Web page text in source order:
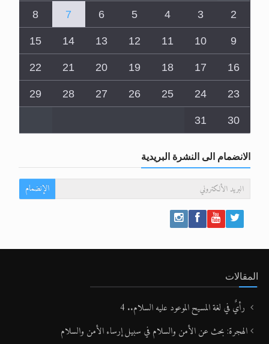
2
3
4
5
6
7
8
9
10
11
12
13
14
15
16
17
18
19
20
21
22
23
24
25
26
27
28
29
30
31
الانضمام الى النشرة البريدية
الإنضمام
المقالات
رأيٌ في لغة المسيح الموعود عليه السلام.. 4
الهجرة: بحث عن الأمن والسلام في سبيل إرساء الأمن والسلام